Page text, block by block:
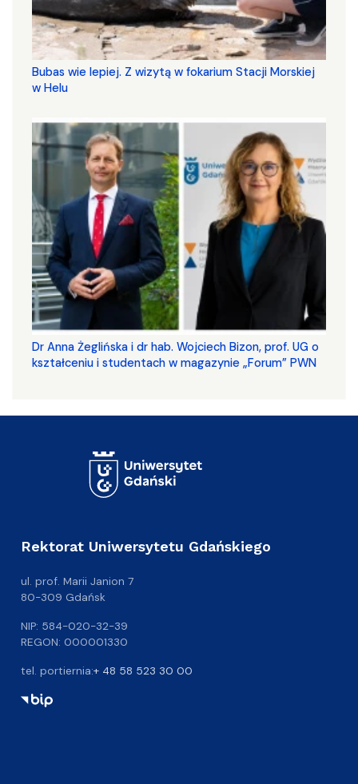
Bubas wie lepiej. Z wizytą w fokarium Stacji Morskiej
w Helu
​​​​​​​Dr Anna Żeglińska i dr hab. Wojciech Bizon, prof. UG o
kształceniu i studentach w magazynie „Forum” PWN
Rektorat Uniwersytetu Gdańskiego
ul. prof. Marii Janion 7
80-309 Gdańsk
NIP: 584-020-32-39
REGON: 000001330
tel. portiernia:+ 48 58 523 30 00